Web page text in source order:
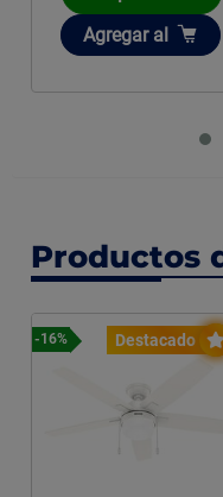
Añadir
Agregar al
Productos
Destacado
-16%